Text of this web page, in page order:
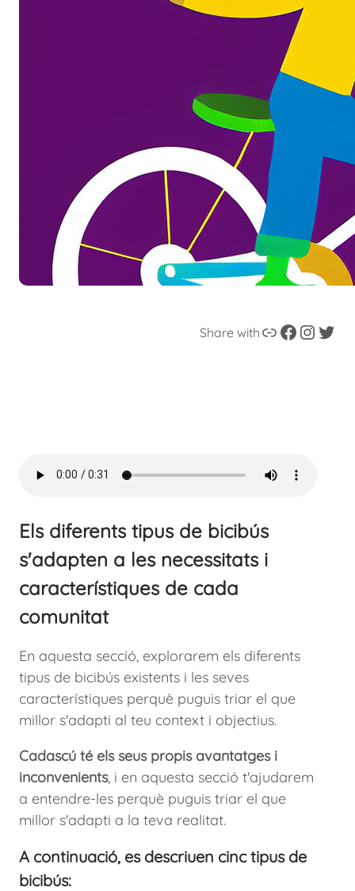
Share with Enllaç Facebook Instagram Twitter
Els diferents tipus de bicibús
s'adapten a les necessitats i
característiques de cada
comunitat
En aquesta secció, explorarem els diferents
tipus de bicibús existents i les seves
característiques perquè puguis triar el que
millor s'adapti al teu context i objectius.
Cadascú té els seus propis avantatges i
inconvenients, i en aquesta secció t'ajudarem
a entendre-les perquè puguis triar el que
millor s'adapti a la teva realitat.
A continuació, es descriuen cinc tipus de
bicibús: